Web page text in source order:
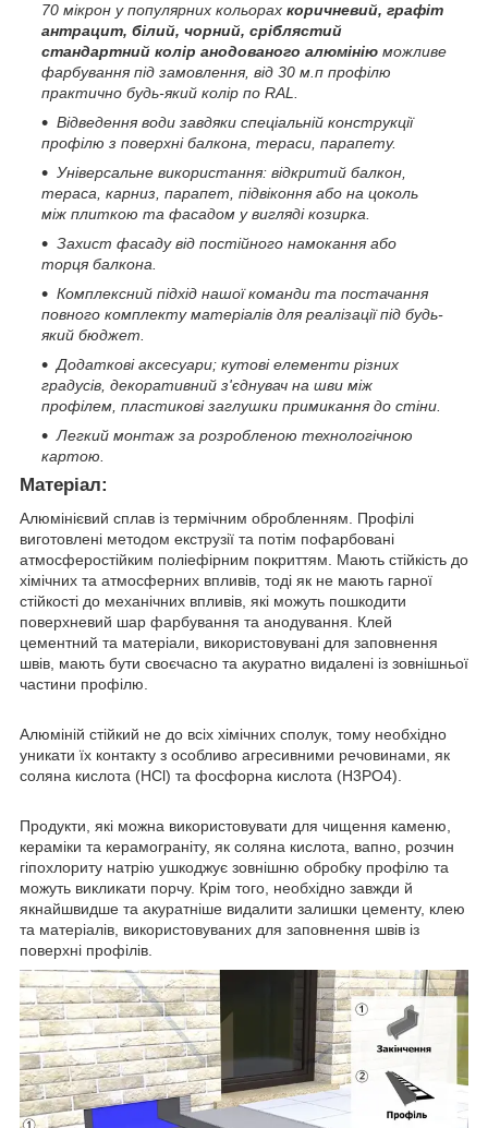
70 мікрон у популярних кольорах коричневий, графіт
антрацит, білий, чорний, сріблястий
стандартний колір анодованого алюмінію можливе
фарбування під замовлення, від 30 м.п профілю
практично будь-який колір по RAL.
Відведення води завдяки спеціальній конструкції
профілю з поверхні балкона, тераси, парапету.
Універсальне використання: відкритий балкон,
тераса, карниз, парапет, підвіконня або на цоколь
між плиткою та фасадом у вигляді козирка.
Захист фасаду від постійного намокання або
торця балкона.
Комплексний підхід нашої команди та постачання
повного комплекту матеріалів для реалізації під будь-
який бюджет.
Додаткові аксесуари; кутові елементи різних
градусів, декоративний з'єднувач на шви між
профілем, пластикові заглушки примикання до стіни.
Легкий монтаж за розробленою технологічною
картою.
Матеріал:
Алюмінієвий сплав із термічним обробленням. Профілі
виготовлені методом екструзії та потім пофарбовані
атмосферостійким поліефірним покриттям. Мають стійкість до
хімічних та атмосферних впливів, тоді як не мають гарної
стійкості до механічних впливів, які можуть пошкодити
поверхневий шар фарбування та анодування. Клей
цементний та матеріали, використовувані для заповнення
швів, мають бути своєчасно та акуратно видалені із зовнішньої
частини профілю.
Алюміній стійкий не до всіх хімічних сполук, тому необхідно
уникати їх контакту з особливо агресивними речовинами, як
соляна кислота (HCl) та фосфорна кислота (H3PO4).
Продукти, які можна використовувати для чищення каменю,
кераміки та керамограніту, як соляна кислота, вапно, розчин
гіпохлориту натрію ушкоджує зовнішню обробку профілю та
можуть викликати порчу. Крім того, необхідно завжди й
якнайшвидше та акуратніше видалити залишки цементу, клею
та матеріалів, використовуваних для заповнення швів із
поверхні профілів.